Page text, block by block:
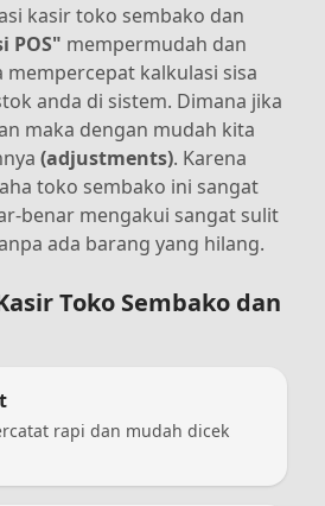
kasir toko sembako dan
POS" mempermudah dan
kalkulasi sisa
anda di sistem. Dimana jika
maka dengan mudah kita
(adjustments). Karena
toko sembako ini sangat
benar mengakui sangat sulit
ada barang yang hilang.
Toko Sembako dan
rapi dan mudah dicek